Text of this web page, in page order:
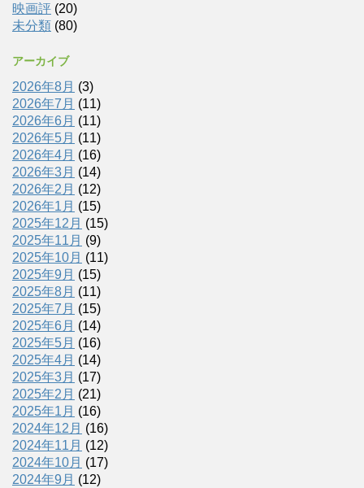
映画評 (20)
未分類 (80)
アーカイブ
2026年8月 (3)
2026年7月 (11)
2026年6月 (11)
2026年5月 (11)
2026年4月 (16)
2026年3月 (14)
2026年2月 (12)
2026年1月 (15)
2025年12月 (15)
2025年11月 (9)
2025年10月 (11)
2025年9月 (15)
2025年8月 (11)
2025年7月 (15)
2025年6月 (14)
2025年5月 (16)
2025年4月 (14)
2025年3月 (17)
2025年2月 (21)
2025年1月 (16)
2024年12月 (16)
2024年11月 (12)
2024年10月 (17)
2024年9月 (12)